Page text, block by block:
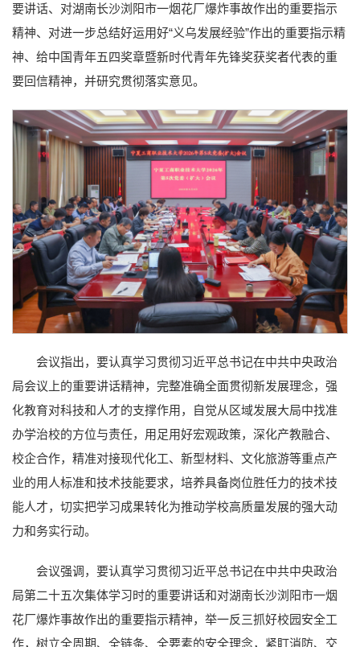
要讲话、对湖南长沙浏阳市一烟花厂爆炸事故作出的重要指示
精神、对进一步总结好运用好“义乌发展经验”作出的重要指示精
神、给中国青年五四奖章暨新时代青年先锋奖获奖者代表的重
要回信精神，并研究贯彻落实意见。
会议指出，要认真学习贯彻习近平总书记在中共中央政治
局会议上的重要讲话精神，完整准确全面贯彻新发展理念，强
化教育对科技和人才的支撑作用，自觉从区域发展大局中找准
办学治校的方位与责任，用足用好宏观政策，深化产教融合、
校企合作，精准对接现代化工、新型材料、文化旅游等重点产
业的用人标准和技术技能要求，培养具备岗位胜任力的技术技
能人才，切实把学习成果转化为推动学校高质量发展的强大动
力和务实行动。
会议强调，要认真学习贯彻习近平总书记在中共中央政治
局第二十五次集体学习时的重要讲话和对湖南长沙浏阳市一烟
花厂爆炸事故作出的重要指示精神，举一反三抓好校园安全工
作，树立全周期、全链条、全要素的安全理念，紧盯消防、交